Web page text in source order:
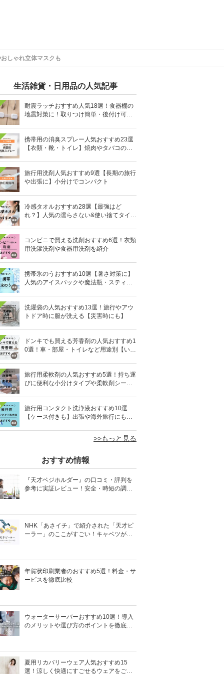
しゃれ立体マスクも
生活雑貨・日用品の人気記事
耐震ラッチおすすめ人気18選！食器棚の
地震対策に！取りつけ簡単・後付け可能
携帯用の消臭スプレー人気おすすめ23選
【衣類・靴・トイレ】焼肉やタバコのニ
旅行用洗剤人気おすすめ9選【長期の旅行
や出張に】小分けでコンパクト
冷感タオルおすすめ28選【最強はど
れ？】人気の濡らさない&使い捨てタイプ
コンビニで買える洗剤おすすめ6選！衣類
用洗濯洗剤や食器用洗剤を紹介
携帯氷のうおすすめ10選【暑さ対策に】
人気のアイスパックや魔法瓶・スティッ
洗濯袋の人気おすすめ13選！旅行やアウ
トドア時に服が洗える【災害時にも】
ドンキでも買える芳香剤の人気おすすめ1
0選！車・部屋・トイレなど用途別【いい
旅行用柔軟剤の人気おすすめ5選！持ち運
びに便利な小分けタイプや柔軟剤シート
旅行用コンタクト洗浄液おすすめ10選
【ケース付きも】出張や海外旅行にも便
>>もっと見る
おすすめ情報
『天才ベジホルダー』の口コミ・評判を
参考に実証レビュー！安全・時短の調理
NHK「あさイチ」で紹介された「天才ピ
ーラー」のここがすごい！キャベツがほ
年賀状印刷業者のおすすめ5選！料金・サ
ービスを徹底比較
ウォーターサーバーおすすめ10選！導入
のメリットや選び方のポイントを徹底解
夏用リカバリーウェア人気おすすめ15
選！涼しく快適にすごせるウェアをご紹